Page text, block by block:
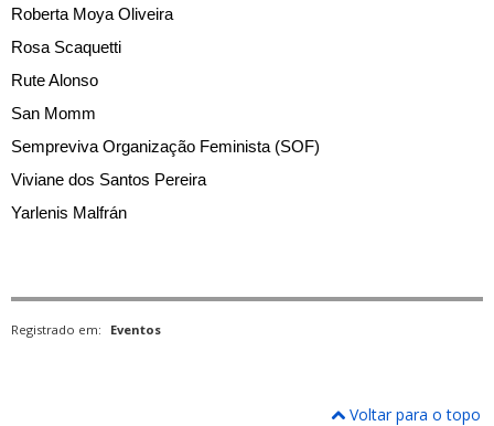
Roberta Moya Oliveira
Rosa Scaquetti
Rute Alonso
San Momm
Sempreviva Organização Feminista (SOF)
Viviane dos Santos Pereira
Yarlenis Malfrán
Registrado em: Eventos
Voltar para o topo